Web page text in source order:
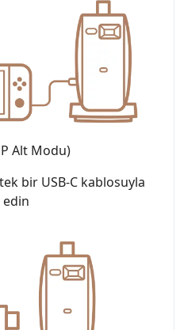
Alt Modu)
bir USB-C kablosuyla